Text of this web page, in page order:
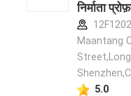
निर्माता
Maantang
5.0